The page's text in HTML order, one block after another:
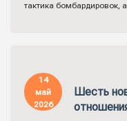
тактика бомбардировок,
14
май
2026
Шесть